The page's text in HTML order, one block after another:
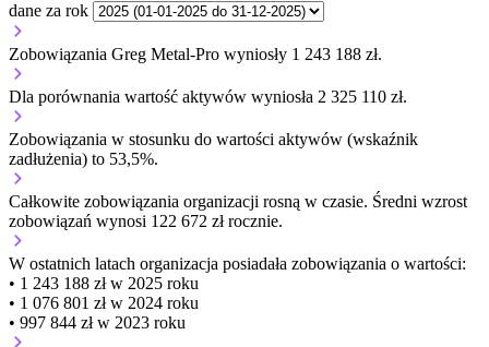
dane za rok
Zobowiązania Greg Metal-Pro wyniosły 1 243 188 zł.
Dla porównania wartość aktywów wyniosła 2 325 110 zł.
Zobowiązania w stosunku do wartości aktywów (wskaźnik
zadłużenia) to 53,5%.
Całkowite zobowiązania organizacji rosną w czasie. Średni wzrost
zobowiązań wynosi 122 672 zł rocznie.
W ostatnich latach organizacja posiadała zobowiązania o wartości:
• 1 243 188 zł w 2025 roku
• 1 076 801 zł w 2024 roku
• 997 844 zł w 2023 roku